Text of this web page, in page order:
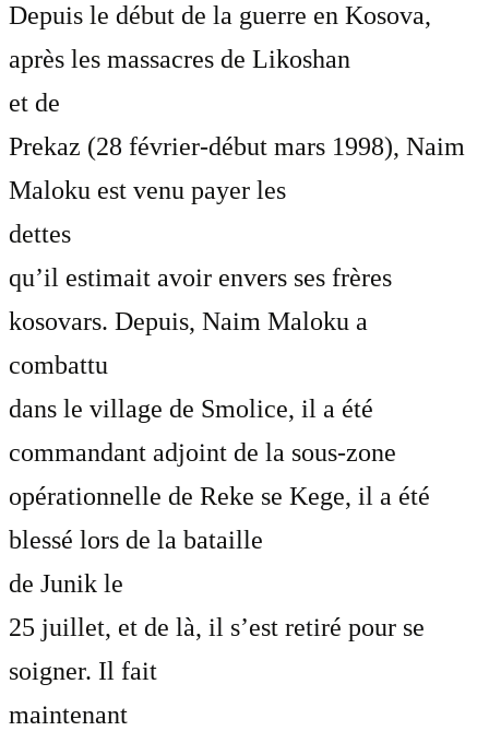
Depuis le début de la guerre en Kosova,
après les massacres de Likoshan
et de
Prekaz (28 février-début mars 1998), Naim
Maloku est venu payer les
dettes
qu’il estimait avoir envers ses frères
kosovars. Depuis, Naim Maloku a
combattu
dans le village de Smolice, il a été
commandant adjoint de la sous-zone
opérationnelle de Reke se Kege, il a été
blessé lors de la bataille
de Junik le
25 juillet, et de là, il s’est retiré pour se
soigner. Il fait
maintenant